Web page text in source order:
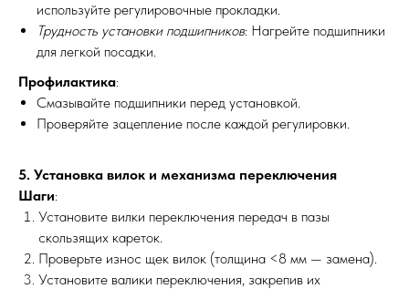
используйте регулировочные прокладки.
Трудность установки подшипников: Нагрейте подшипники
для легкой посадки.
Профилактика:
Смазывайте подшипники перед установкой.
Проверяйте зацепление после каждой регулировки.
5. Установка вилок и механизма переключения
Шаги:
Установите вилки переключения передач в пазы
скользящих кареток.
Проверьте износ щек вилок (толщина <8 мм — замена).
Установите валики переключения, закрепив их